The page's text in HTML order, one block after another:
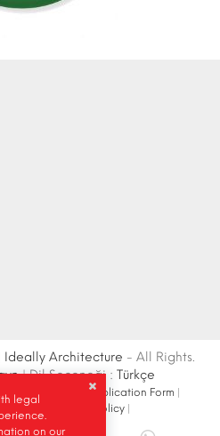
Ideally Architecture - All Rights.
| Dil Seçeneği : Türkçe
Fair Stand Application Form
Media Privacy Policy
legal
on our